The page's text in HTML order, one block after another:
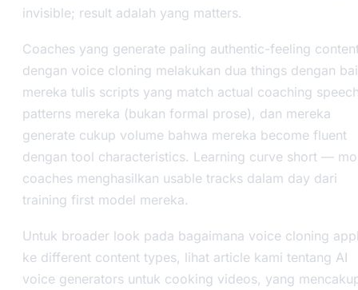
invisible; result adalah yang matters.
Coaches yang generate paling authentic-feeling
dengan voice cloning melakukan dua things dengan
mereka tulis scripts yang match actual coaching
patterns mereka (bukan formal prose), dan mereka
generate cukup volume bahwa mereka become fluent
dengan tool characteristics. Learning curve short —
coaches menghasilkan usable tracks dalam day dari
training first model mereka.
Untuk broader look pada bagaimana voice cloning
ke different content types, lihat article kami tentang AI
voice generators untuk cooking videos, yang